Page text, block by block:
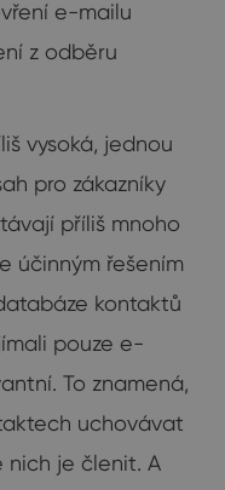
e-mailu
z odběru
vysoká, jednou
pro zákazníky
příliš mnoho
účinným řešením
kontaktů
pouze e-
To znamená,
uchovávat
je členit. A